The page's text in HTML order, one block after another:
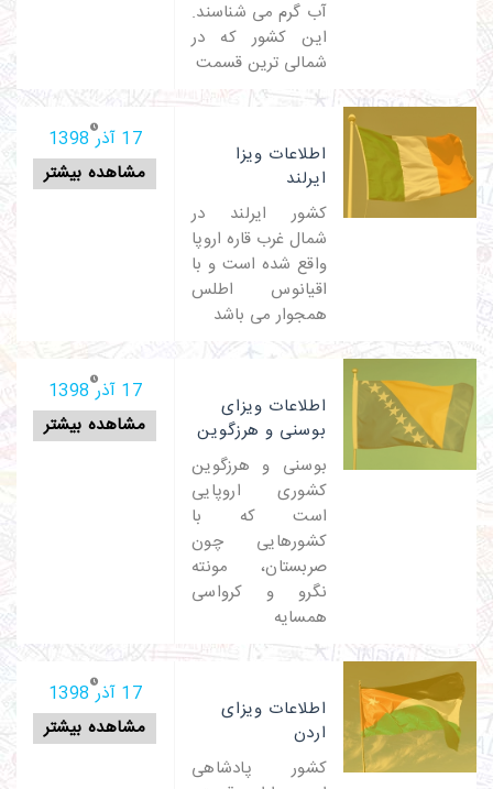
آب گرم می شناسند.
این کشور که در
شمالی ترین قسمت
17 آذر 1398
مشاهده بیشتر
اطلاعات ویزا
ایرلند
کشور ایرلند در
شمال غرب قاره اروپا
واقع شده است و با
اقیانوس اطلس
همجوار می باشد
17 آذر 1398
مشاهده بیشتر
اطلاعات ویزای
بوسنی و هرزگوین
بوسنی و هرزگوین
کشوری اروپایی
است که با
کشورهایی چون
صربستان، مونته
نگرو و کرواسی
همسایه
17 آذر 1398
مشاهده بیشتر
اطلاعات ویزای
اردن
کشور پادشاهی